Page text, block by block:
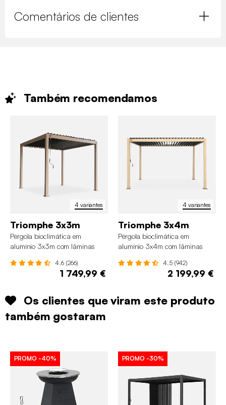
Comentários de clientes
Também recomendamos
4 variantes
Triomphe 3x3m
Pérgola bioclimática em
alumínio 3x3m com lâminas
4.6 (266)
1 749,99 €
4 variantes
Triomphe 3x4m
Pérgola bioclimática em
alumínio 3x4m com lâminas
4.5 (942)
2 199,99 €
Os clientes que viram este produto
também gostaram
PROMO -40% PROMO -30%